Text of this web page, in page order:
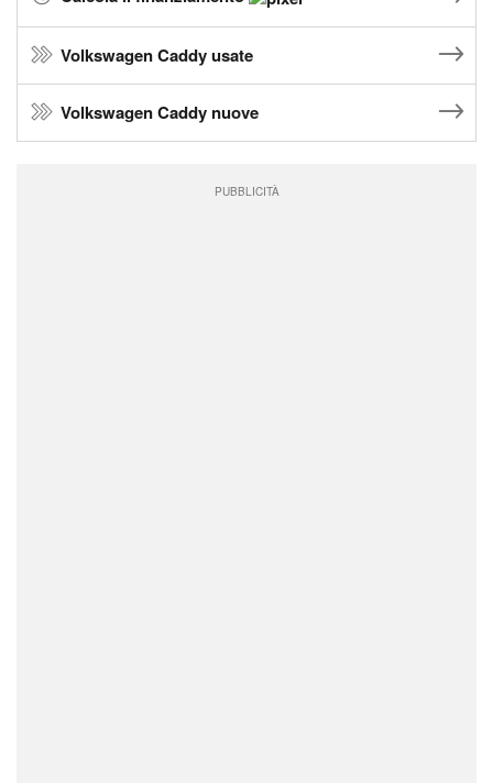
Volkswagen Caddy usate
Volkswagen Caddy nuove
PUBBLICITÀ